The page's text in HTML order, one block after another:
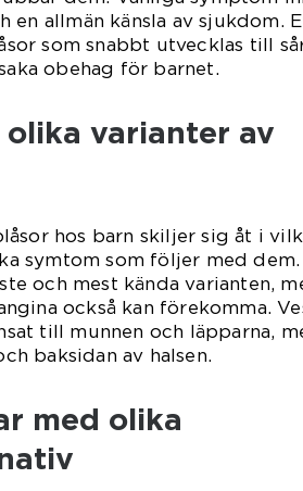
en allmän känsla av sjukdom.
som snabbt utvecklas till
obehag för barnet.
varianter av
hos barn skiljer sig åt i
symtom som följer med
och mest kända varianten,
också kan förekomma.
till munnen och läpparna,
baksidan av halsen.
med olika